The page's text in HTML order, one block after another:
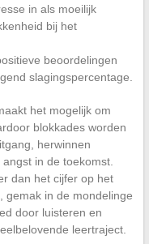
in als moeilijk
bij het
beoordelingen
slagingspercentage.
het mogelijk om
blokkades worden
herwinnen
in de toekomst.
dan het cijfer op het
gemak in de mondelinge
door luisteren en
leertraject.